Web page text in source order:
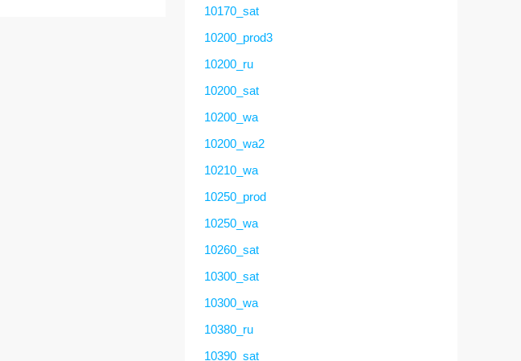
10170_sat
10200_prod3
10200_ru
10200_sat
10200_wa
10200_wa2
10210_wa
10250_prod
10250_wa
10260_sat
10300_sat
10300_wa
10380_ru
10390_sat